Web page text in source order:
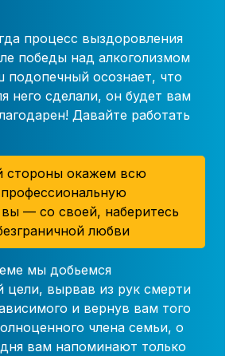
процесс выздоровления
победы над алкоголизмом
подопечный осознает, что
него сделали, он будет вам
Давайте работать
стороны окажем всю
— со своей, наберитесь
любви
мы добьемся
цели, вырвав из рук смерти
и вернув вам того
члена семьи, о
вам напоминают только